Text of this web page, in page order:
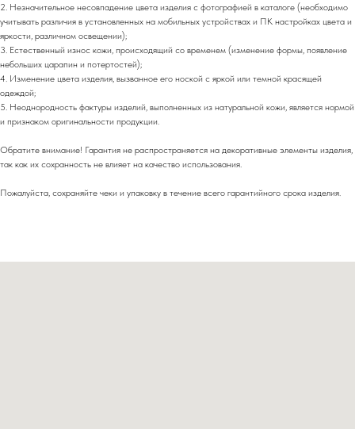
2. Незначительное несовпадение цвета изделия с фотографией в каталоге (необходимо
учитывать различия в установленных на мобильных устройствах и ПК настройках цвета и
яркости, различном освещении);
3. Естественный износ кожи, происходящий со временем (изменение формы, появление
небольших царапин и потертостей);
4. Изменение цвета изделия, вызванное его ноской с яркой или темной красящей
одеждой;
5. Неоднородность фактуры изделий, выполненных из натуральной кожи, является нормой
и признаком оригинальности продукции.
Обратите внимание! Гарантия не распространяется на декоративные элементы изделия,
так как их сохранность не влияет на качество использования.
Пожалуйста, сохраняйте чеки и упаковку в течение всего гарантийного срока изделия.